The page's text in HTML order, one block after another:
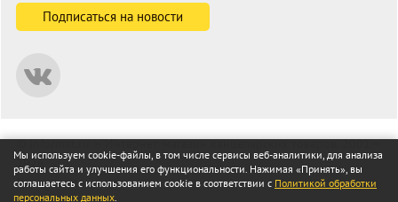
© informat.ru — Интернет-магазин канцелярских товаров. 2001—
2026
Все права защищены
Мы используем cookie-файлы, в том числе сервисы веб-аналитики, для анализа
работы сайта и улучшения его функциональности. Нажимая «Принять», вы
соглашаетесь с использованием cookie в соответствии с Политикой обработки
персональных данных.